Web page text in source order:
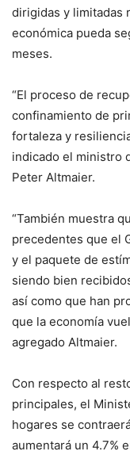
dirigidas y limitadas
económica pueda
meses.
“El proceso de
confinamiento de
fortaleza y
indicado el ministro
Peter Altmaier.
“También muestra
precedentes que el
y el paquete de
siendo bien
así como que han
que la economía
agregado Altmaier.
Con respecto al
principales, el
hogares se
aumentará un 4.7%